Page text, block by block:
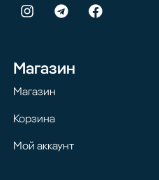
Магазин
Магазин
Корзина
Мой аккаунт